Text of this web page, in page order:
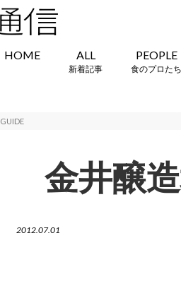
HOME ALL
新着記事
PEOPLE
食のプロたち
GUIDE
金井醸
2012.07.01